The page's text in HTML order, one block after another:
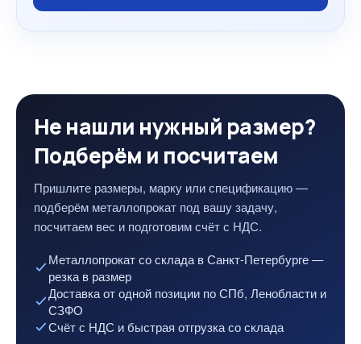
Не нашли нужный размер?
Подберём и посчитаем
Пришлите размеры, марку или спецификацию —
подберём металлопрокат под вашу задачу,
посчитаем вес и подготовим счёт с НДС.
Металлопрокат со склада в Санкт-Петербурге —
резка в размер
Доставка от одной позиции по СПб, Ленобласти и
СЗФО
Счёт с НДС и быстрая отгрузка со склада